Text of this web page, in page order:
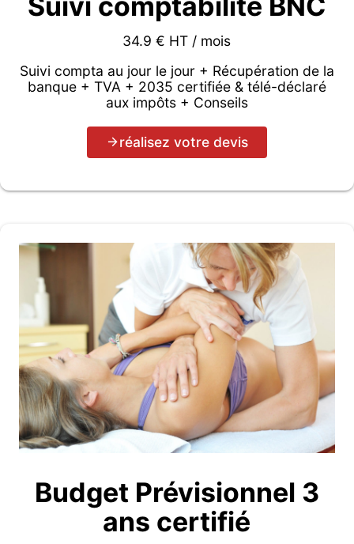
34.9 € HT / mois
Suivi compta au jour le jour + Récupération de la
banque + TVA + 2035 certifiée & télé-déclaré
aux impôts + Conseils
réalisez votre devis
Budget Prévisionnel 3
ans certifié